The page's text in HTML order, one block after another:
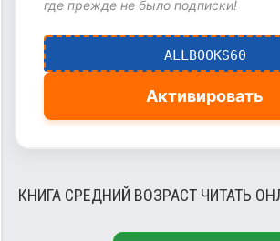
где прежде не было подписки!
ALLBOOKS60
Активировать
КНИГА СРЕДНИЙ ВОЗРАСТ ЧИТАТЬ